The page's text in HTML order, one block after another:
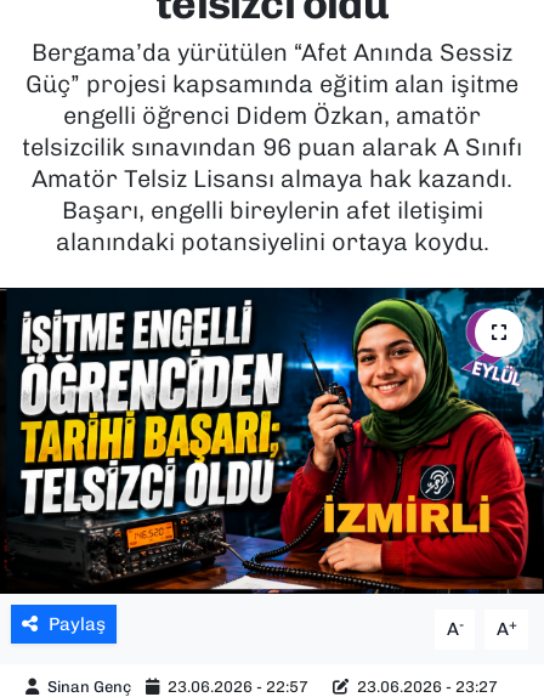
Bergama’da yürütülen “Afet Anında Sessiz
Güç” projesi kapsamında eğitim alan işitme
engelli öğrenci Didem Özkan, amatör
telsizcilik sınavından 96 puan alarak A Sınıfı
Amatör Telsiz Lisansı almaya hak kazandı.
Başarı, engelli bireylerin afet iletişimi
alanındaki potansiyelini ortaya koydu.
Paylaş A- A+
Sinan Genç 23.06.2026 - 22:57 23.06.2026 - 23:27
KÜLTÜR SANAT
MAGAZİN
POLİTİKA
SAĞLIK
SPOR
TEKNOLOJİ
YAŞAM
YEREL YÖNETİMLER
Son Dakika Haberleri
Haber Arşivi